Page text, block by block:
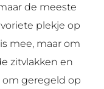
de meeste
plekje op
mee, maar om
zitvlakken en
geregeld op